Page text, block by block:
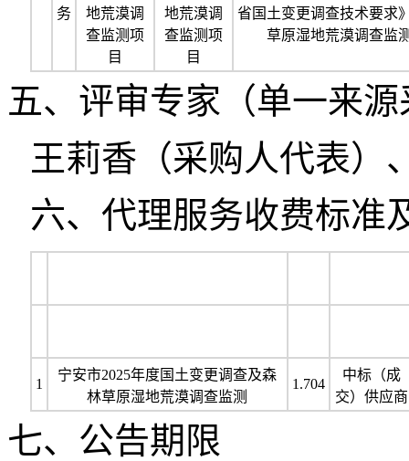
务
地荒漠调
查监测项
目
地荒漠调
查监测项
目
省国土变更调查技术要求
草原湿地荒漠调查监
五、评审专家（单一来
王莉香（采购人代表）
六、代理服务收费标准
1
宁安市2025年度国土变更调查及森
林草原湿地荒漠调查监测
1.704
中标（成
交）供应商
七、公告期限